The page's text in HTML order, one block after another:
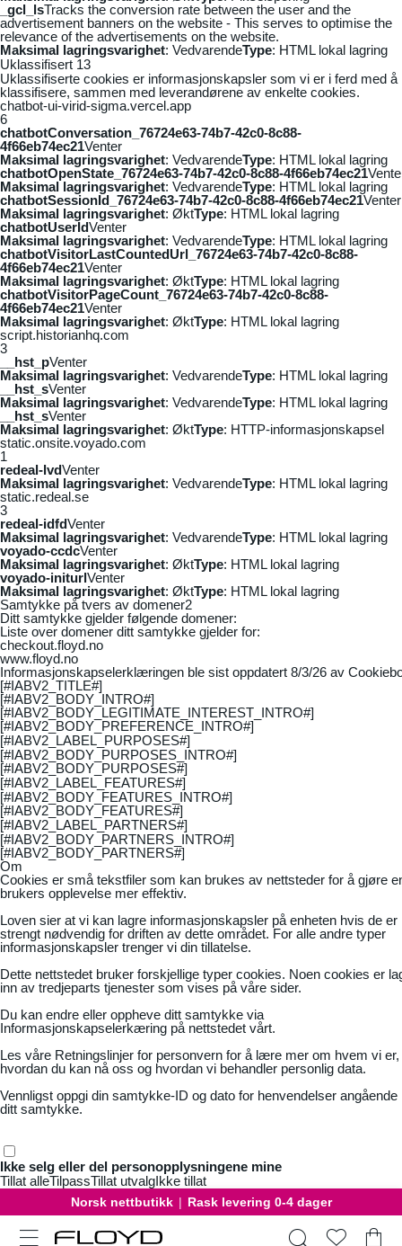
_gcl_lsTracks the conversion rate between the user and the
advertisement banners on the website - This serves to optimise the
relevance of the advertisements on the website.
Maksimal lagringsvarighet: VedvarendeType: HTML lokal lagring
Uklassifisert 13
Uklassifiserte cookies er informasjonskapsler som vi er i ferd med å
klassifisere, sammen med leverandørene av enkelte cookies.
chatbot-ui-virid-sigma.vercel.app
6
chatbotConversation_76724e63-74b7-42c0-8c88-
4f66eb74ec21Venter
Maksimal lagringsvarighet: VedvarendeType: HTML lokal lagring
chatbotOpenState_76724e63-74b7-42c0-8c88-4f66eb74ec21
Maksimal lagringsvarighet: VedvarendeType: HTML lokal lagring
chatbotSessionId_76724e63-74b7-42c0-8c88-4f66eb74ec21Venter
Maksimal lagringsvarighet: ØktType: HTML lokal lagring
chatbotUserIdVenter
Maksimal lagringsvarighet: VedvarendeType: HTML lokal lagring
chatbotVisitorLastCountedUrl_76724e63-74b7-42c0-8c88-
4f66eb74ec21Venter
Maksimal lagringsvarighet: ØktType: HTML lokal lagring
chatbotVisitorPageCount_76724e63-74b7-42c0-8c88-
4f66eb74ec21Venter
Maksimal lagringsvarighet: ØktType: HTML lokal lagring
script.historianhq.com
3
__hst_pVenter
Maksimal lagringsvarighet: VedvarendeType: HTML lokal lagring
__hst_sVenter
Maksimal lagringsvarighet: VedvarendeType: HTML lokal lagring
__hst_sVenter
Maksimal lagringsvarighet: ØktType: HTTP-informasjonskapsel
static.onsite.voyado.com
1
redeal-lvdVenter
Maksimal lagringsvarighet: VedvarendeType: HTML lokal lagring
static.redeal.se
3
redeal-idfdVenter
Maksimal lagringsvarighet: VedvarendeType: HTML lokal lagring
voyado-ccdcVenter
Maksimal lagringsvarighet: ØktType: HTML lokal lagring
voyado-initurlVenter
Maksimal lagringsvarighet: ØktType: HTML lokal lagring
Samtykke på tvers av domener2
Ditt samtykke gjelder følgende domener:
Liste over domener ditt samtykke gjelder for:
checkout.floyd.no
www.floyd.no
Informasjonskapselerklæringen ble sist oppdatert 8/3/26 av
[#IABV2_TITLE#]
[#IABV2_BODY_INTRO#]
[#IABV2_BODY_LEGITIMATE_INTEREST_INTRO#]
[#IABV2_BODY_PREFERENCE_INTRO#]
[#IABV2_LABEL_PURPOSES#]
[#IABV2_BODY_PURPOSES_INTRO#]
[#IABV2_BODY_PURPOSES#]
[#IABV2_LABEL_FEATURES#]
[#IABV2_BODY_FEATURES_INTRO#]
[#IABV2_BODY_FEATURES#]
[#IABV2_LABEL_PARTNERS#]
[#IABV2_BODY_PARTNERS_INTRO#]
[#IABV2_BODY_PARTNERS#]
Om
Cookies er små tekstfiler som kan brukes av nettsteder for å gjøre
brukers opplevelse mer effektiv.
Loven sier at vi kan lagre informasjonskapsler på enheten hvis de er
strengt nødvendig for driften av dette området. For alle andre typer
informasjonskapsler trenger vi din tillatelse.
Dette nettstedet bruker forskjellige typer cookies. Noen cookies er
inn av tredjeparts tjenester som vises på våre sider.
Du kan endre eller oppheve ditt samtykke via
Informasjonskapselerkæring på nettstedet vårt.
Les våre Retningslinjer for personvern for å lære mer om hvem vi er,
hvordan du kan nå oss og hvordan vi behandler personlig data.
Vennligst oppgi din samtykke-ID og dato for henvendelser angående
ditt samtykke.
Ikke selg eller del personopplysningene mine
Tillat alleTilpassTillat utvalgIkke tillat
Gratis bytte 30 dager åpent kjøp